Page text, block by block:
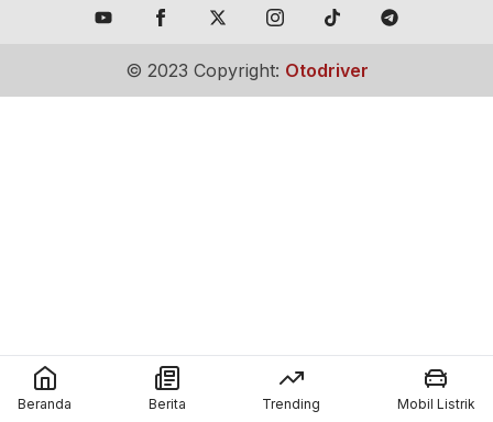
© 2023 Copyright: Otodriver
Beranda Berita Trending Mobil Listrik